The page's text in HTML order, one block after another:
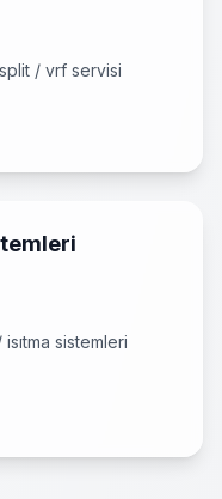
/ vrf servisi
sistemleri